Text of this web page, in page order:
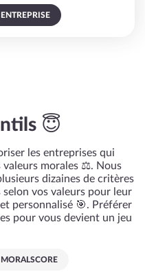
😇
les entreprises qui
valeurs morales ⚖️. Nous
dizaines de critères
vos valeurs pour leur
personnalisé 🎯. Préférer
pour vous devient un jeu